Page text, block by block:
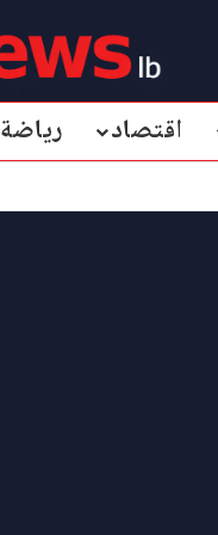
اقتصاد رياضة